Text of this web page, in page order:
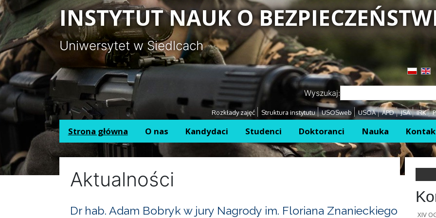
Panel zarządzania plikami cookies
INSTYTUT NAUK O
Uniwersytet w Siedlcach
Przejdź
Przejdź
Wyszukaj:
Rozkłady zajęć Struktura instytutu USOSweb USOA APD JSA IRK
Strona główna O nas Kandydaci Studenci Doktoranci Nauka
Aktualności
Dr hab. Adam Bobryk w jury Nagrody im. Floriana Znanieckiego XIV